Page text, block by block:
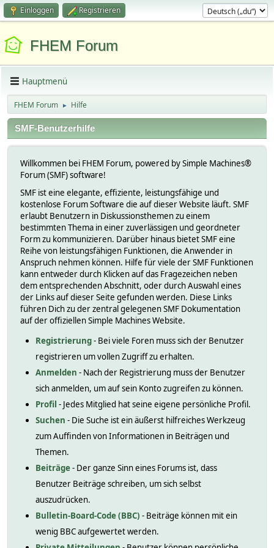
Einloggen Registrieren
FHEM Forum
Hauptmenü
FHEM Forum ► Hilfe
SMF-Benutzerhilfe
Willkommen bei FHEM Forum, powered by Simple Machines®
Forum (SMF) software!
SMF ist eine elegante, effiziente, leistungsfähige und
kostenlose Forum Software die auf dieser Website läuft. SMF
erlaubt Benutzern in Diskussionsthemen zu einem
bestimmten Thema in einer zuverlässigen und geordneter
Form zu kommunizieren. Darüber hinaus bietet SMF eine
Reihe von leistungsfähigen Funktionen, die Anwender in
Anspruch nehmen können. Hilfe für viele der SMF Funktionen
kann entweder durch Klicken auf das Fragezeichen neben
dem entsprechenden Abschnitt, oder durch Auswahl eines
der Links auf dieser Seite gefunden werden. Diese Links
führen Dich zu der zentral gelegenen SMF Dokumentation
auf der offiziellen Simple Machines Website.
Registrierung- Bei viele Foren muss sich der Benutzer
registrieren um vollen Zugriff zu erhalten.
Anmelden - Nach der Registrierung muss der Benutzer
sich anmelden, um auf sein Konto zugreifen zu können.
Profil - Jedes Mitglied hat seine eigene persönliche Profil.
Suchen - Die Suche ist ein äußerst hilfreiches Werkzeug
zum Auffinden von Informationen in Beiträgen und
Themen.
Beiträge- Der ganze Sinn eines Forums ist, dass
Benutzer Beiträge schreiben, um sich selbst
auszudrücken.
Bulletin-Board-Code (BBC) - Beiträge können mit ein
wenig BBC aufgewertet werden.